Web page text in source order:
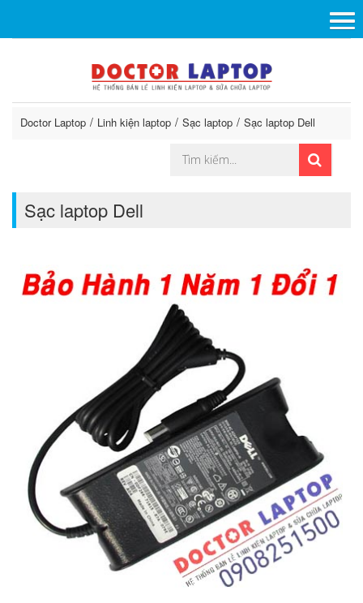
Doctor Laptop Linh kiện laptop Sạc laptop Sạc laptop Dell
Sạc laptop Dell